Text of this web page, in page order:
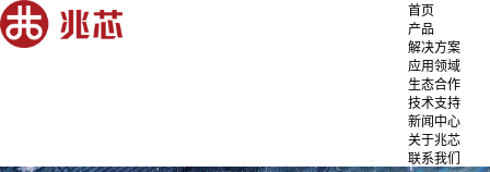
首页
产品
解决方案
应用领域
生态合作
技术支持
新闻中心
关于兆芯
联系我们